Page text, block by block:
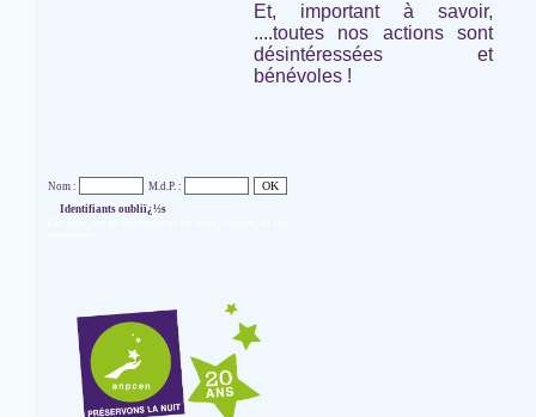
Et, important à savoir,
....toutes nos actions sont
désintéressées et
bénévoles !
Nom :
M.d.P. :
Identifiants oubliï¿½s